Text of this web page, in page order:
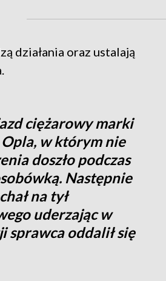
działania oraz ustalają
ciężarowy marki
Opla, w którym nie
doszło podczas
Następnie
na tył
uderzając w
sprawca oddalił się